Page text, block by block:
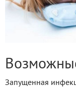
Запущенная